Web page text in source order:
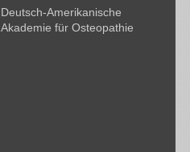
Deutsch-Amerikanische
Akademie für Osteopathie